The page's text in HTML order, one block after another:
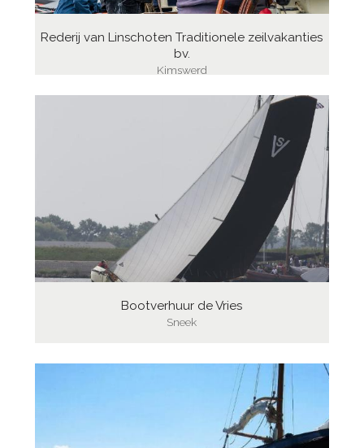
Rederij van Linschoten Traditionele zeilvakanties
bv.
Kimswerd
Bootverhuur de Vries
Sneek